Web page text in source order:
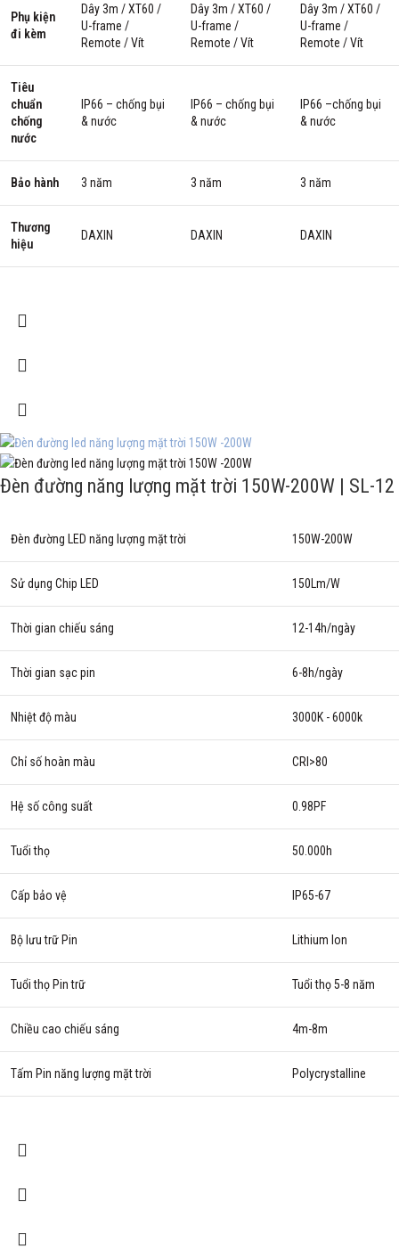
Phụ kiện
đi kèm
Dây 3m / XT60 /
U-frame /
Remote / Vít
Dây 3m / XT60 /
U-frame /
Remote / Vít
Dây 3m / XT60 /
U-frame /
Remote / Vít
Tiêu
chuẩn
chống
nước
IP66 – chống bụi
& nước
IP66 – chống bụi
& nước
IP66 –chống bụi
& nước
Bảo hành 3 năm 3 năm 3 năm
Thương
hiệu
DAXIN DAXIN DAXIN
Đèn đường năng lượng mặt trời 150W-200W | SL-12
Đèn đường LED năng lượng mặt trời 150W-200W
Sử dụng Chip LED 150Lm/W
Thời gian chiếu sáng 12-14h/ngày
Thời gian sạc pin 6-8h/ngày
Nhiệt độ màu 3000K - 6000k
Chỉ số hoàn màu CRI>80
Hệ số công suất 0.98PF
Tuổi thọ 50.000h
Cấp bảo vệ IP65-67
Bộ lưu trữ Pin Lithium Ion
Tuổi thọ Pin trữ Tuổi thọ 5-8 năm
Chiều cao chiếu sáng 4m-8m
Tấm Pin năng lượng mặt trời Polycrystalline